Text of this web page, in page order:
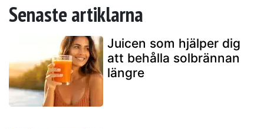
Senaste artiklarna
Juicen som hjälper dig
att behålla solbrännan
längre